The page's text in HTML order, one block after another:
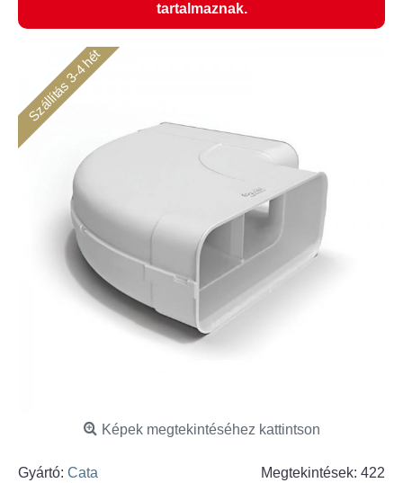
tartalmaznak.
Szállítás 3-4 hét
Képek megtekintéséhez kattintson
Megtekintések: 422
Gyártó: Cata